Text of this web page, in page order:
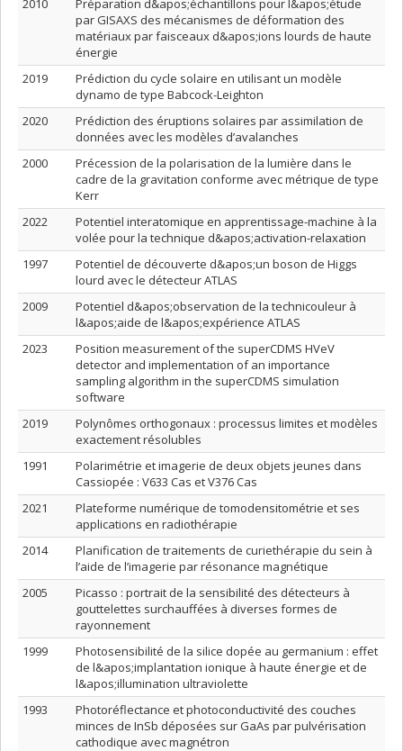
2010
Préparation d&apos;échantillons pour l&apos;étude
par GISAXS des mécanismes de déformation des
matériaux par faisceaux d&apos;ions lourds de haute
énergie
2019
Prédiction du cycle solaire en utilisant un modèle
dynamo de type Babcock-Leighton
2020
Prédiction des éruptions solaires par assimilation de
données avec les modèles d’avalanches
2000
Précession de la polarisation de la lumière dans le
cadre de la gravitation conforme avec métrique de type
Kerr
2022
Potentiel interatomique en apprentissage-machine à la
volée pour la technique d&apos;activation-relaxation
1997
Potentiel de découverte d&apos;un boson de Higgs
lourd avec le détecteur ATLAS
2009
Potentiel d&apos;observation de la technicouleur à
l&apos;aide de l&apos;expérience ATLAS
2023
Position measurement of the superCDMS HVeV
detector and implementation of an importance
sampling algorithm in the superCDMS simulation
software
2019
Polynômes orthogonaux : processus limites et modèles
exactement résolubles
1991
Polarimétrie et imagerie de deux objets jeunes dans
Cassiopée : V633 Cas et V376 Cas
2021
Plateforme numérique de tomodensitométrie et ses
applications en radiothérapie
2014
Planification de traitements de curiethérapie du sein à
l’aide de l’imagerie par résonance magnétique
2005
Picasso : portrait de la sensibilité des détecteurs à
gouttelettes surchauffées à diverses formes de
rayonnement
1999
Photosensibilité de la silice dopée au germanium : effet
de l&apos;implantation ionique à haute énergie et de
l&apos;illumination ultraviolette
1993
Photoréflectance et photoconductivité des couches
minces de InSb déposées sur GaAs par pulvérisation
cathodique avec magnétron